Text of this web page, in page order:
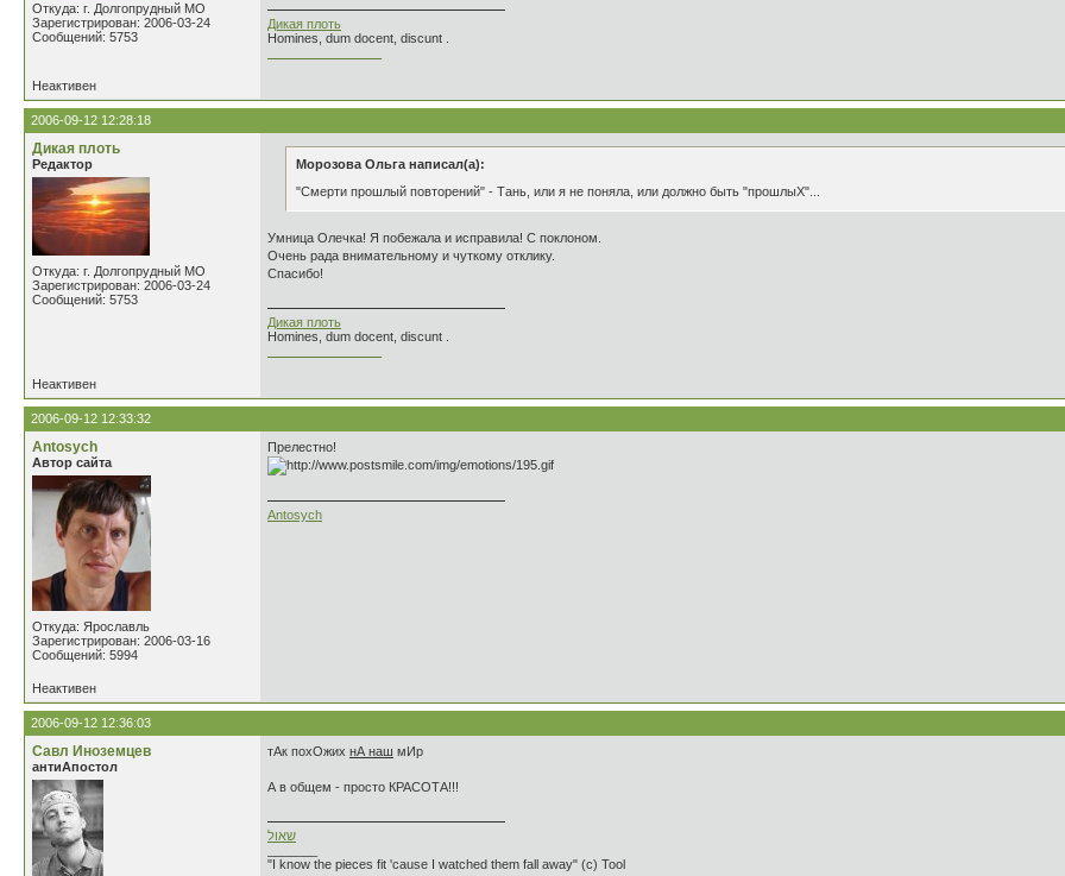
Откуда: г. Долгопрудный МО
Зарегистрирован: 2006-03-24
Сообщений: 5753
Дикая плоть
Homines, dum docent, discunt .
Неактивен
2006-09-12 12:28:18
Дикая плоть
Редактор
Откуда: г. Долгопрудный МО
Зарегистрирован: 2006-03-24
Сообщений: 5753
Морозова Ольга написал(а):
"Смерти прошлый повторений" - Тань, или я не поняла, или должно быть "прошлыХ"...
Умница Олечка! Я побежала и исправила! С поклоном.
Очень рада внимательному и чуткому отклику.
Спасибо!
Дикая плоть
Homines, dum docent, discunt .
Неактивен
2006-09-12 12:33:32
Antosych
Автор сайта
Откуда: Ярославль
Зарегистрирован: 2006-03-16
Сообщений: 5994
Прелестно!
Antosych
Неактивен
2006-09-12 12:36:03
Савл Иноземцев
антиАпостол
тАк похОжих нА наш мИр
А в общем - просто КРАСОТА!!!
שאול
"I know the pieces fit 'cause I watched them fall away" (c) Tool